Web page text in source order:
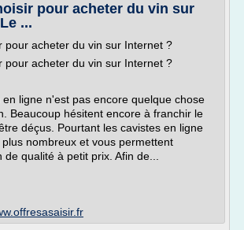
pour acheter du vin sur
...
pour acheter du vin sur Internet ?
pour acheter du vin sur Internet ?
ligne n'est pas encore quelque chose
Beaucoup hésitent encore à franchir le
déçus. Pourtant les cavistes en ligne
nombreux et vous permettent
qualité à petit prix. Afin de...